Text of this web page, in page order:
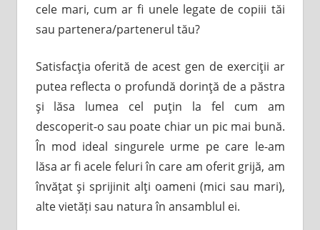
cele mari, cum ar fi unele legate de copiii tăi
sau partenera/partenerul tău?
Satisfacţia oferită de acest gen de exerciţii ar
putea reflecta o profundă dorinţă de a păstra
şi lăsa lumea cel puţin la fel cum am
descoperit-o sau poate chiar un pic mai bună.
În mod ideal singurele urme pe care le-am
lăsa ar fi acele feluri în care am oferit grijă, am
învăţat şi sprijinit alţi oameni (mici sau mari),
alte vietăți sau natura în ansamblul ei.